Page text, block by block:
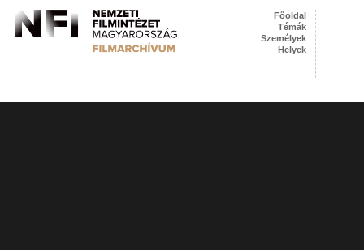
Főoldal
Témák
Személyek
Helyek